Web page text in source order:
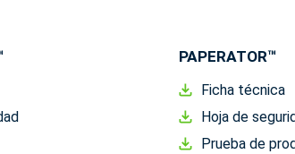
PAPERATOR™
Ficha técnica
Hoja de
Prueba de